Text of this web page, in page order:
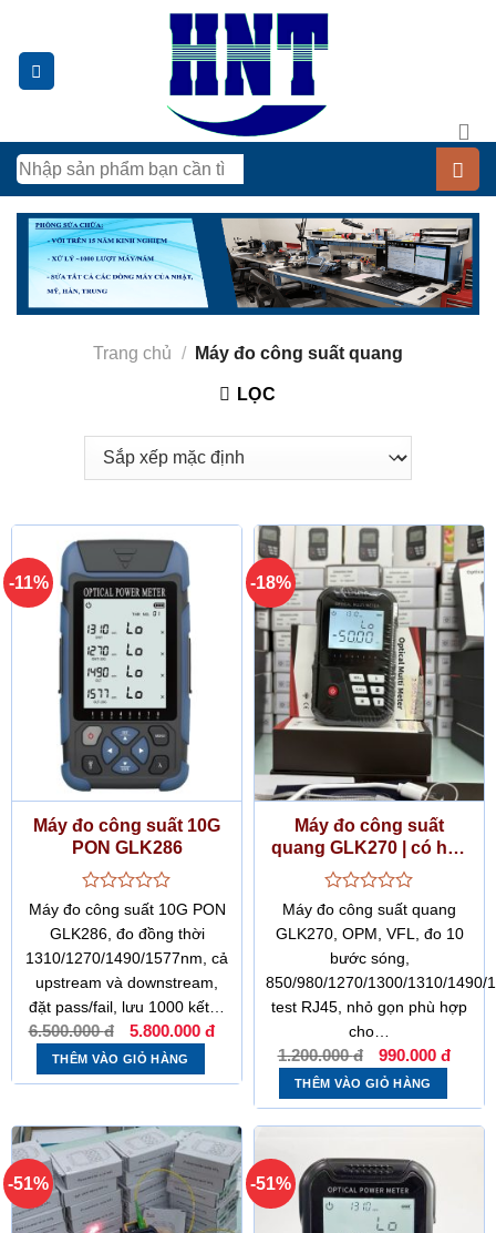
Tìm
Trang chủ / Máy đo công suất quang
LỌC
-11%
Máy đo công suất 10G
PON GLK286
Được
hạng
0
5
sao
Máy đo công suất 10G PON
GLK286, đo đồng thời
1310/1270/1490/1577nm, cả
upstream và downstream,
đặt pass/fail, lưu 1000 kết…
6.500.000đ
Giá
gốc
là:
6.500.000 đ.
5.800.000 đ
5.800.000 đ.
THÊM VÀO GIỎ HÀNG
-18%
Máy đo công suất
quang GLK270 | có hóa
đơn, CO, CQ
Được
hạng
0
5
sao
Máy đo công suất quang
GLK270, OPM, VFL, đo 10
bước sóng,
850/980/1270/1300/1310/1490/
test RJ45, nhỏ gọn phù hợp
cho…
1.200.000đ
Giá
gốc
là:
1.200.000 đ.
990.000 đ
THÊM VÀO GIỎ HÀNG
-51% -51%